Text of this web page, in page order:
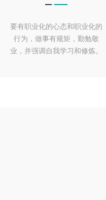
要有职业化的心态和职业化的
行为，做事有规矩，勤勉敬
业，并强调自我学习和修炼。